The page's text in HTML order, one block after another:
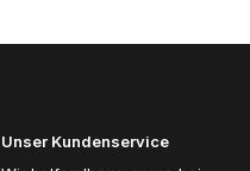
Unser Kundenservice